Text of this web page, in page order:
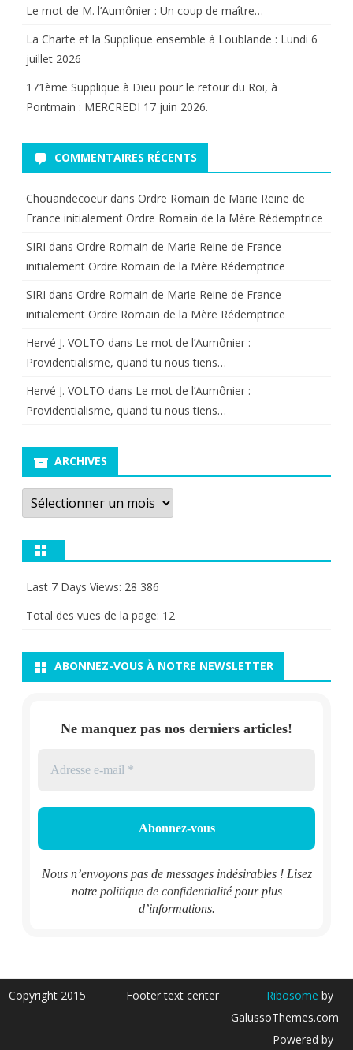
d’Arc
Loi
du
Le mot de M. l’Aumônier : Un coup de maître…
La Charte et la Supplique ensemble à Loublande : Lundi 6
juillet 2026
171ème Supplique à Dieu pour le retour du Roi, à
Pontmain : MERCREDI 17 juin 2026.
COMMENTAIRES RÉCENTS
Chouandecoeur dans Ordre Romain de Marie Reine de
France initialement Ordre Romain de la Mère Rédemptrice
SIRI dans Ordre Romain de Marie Reine de France
initialement Ordre Romain de la Mère Rédemptrice
SIRI dans Ordre Romain de Marie Reine de France
initialement Ordre Romain de la Mère Rédemptrice
Hervé J. VOLTO dans Le mot de l’Aumônier :
Providentialisme, quand tu nous tiens…
Hervé J. VOLTO dans Le mot de l’Aumônier :
Providentialisme, quand tu nous tiens…
ARCHIVES
Archives
Last 7 Days Views: 28 386
Total des vues de la page: 12
ABONNEZ-VOUS À NOTRE NEWSLETTER
Ne manquez pas nos derniers articles!
Nous n’envoyons pas de messages indésirables ! Lisez
notre politique de confidentialitépour plus
d’informations.
Copyright 2015 Footer text center Ribosome by
GalussoThemes.com
Powered by